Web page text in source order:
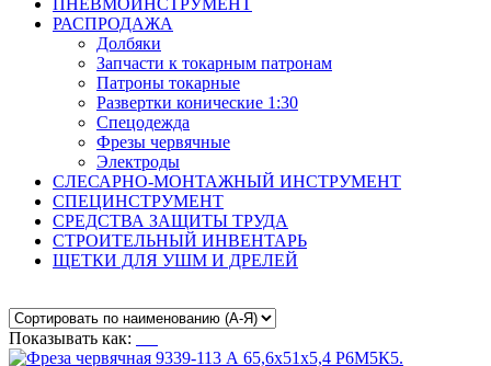
РАСПРОДАЖА
Долбяки
Запчасти к токарным патронам
Патроны токарные
Развертки конические 1:30
Спецодежда
Фрезы червячные
Электроды
СЛЕСАРНО-МОНТАЖНЫЙ ИНСТРУМЕНТ
СПЕЦИНСТРУМЕНТ
СРЕДСТВА ЗАЩИТЫ ТРУДА
СТРОИТЕЛЬНЫЙ ИНВЕНТАРЬ
ЩЕТКИ ДЛЯ УШМ И ДРЕЛЕЙ
Показывать как: